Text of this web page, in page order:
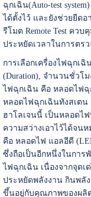
ฉุกเฉิน(Auto-test
ได้ตั้งไว้ และยังช่วยยืดอ
รีโมต Remote Test คว
ประหยัดเวลาในการตร
การเลือกเครื่องไฟฉุกเ
(Duration), จำนวนชั่ว
ไฟฉุกเฉิน คือ หลอดไฟฉุ
หลอดไฟฉุกเฉินทังสเตน
ฮาโลเจนนี้ เป็นหลอดไ
ความสว่างเอาไว้ได้จน
คือ หลอดไฟ แอลอีดี
ซึ่งถือเป็นอีกหนึ่งในการ
ไฟฉุกเฉิน เนื่องจากจุด
ประหยัดพลังงาน กินพลั
ขึ้นอยู่กับคุณภาพของผ